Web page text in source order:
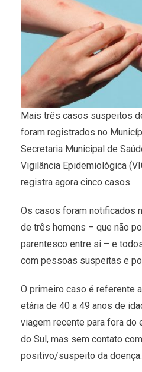
Mais três casos suspeitos
foram registrados no
Secretaria Municipal de
Vigilância Epidemiológica
registra agora cinco casos.
Os casos foram notificados
de três homens – que não
parentesco entre si – e
com pessoas suspeitas e
O primeiro caso é referente
etária de 40 a 49 anos de
viagem recente para fora do
do Sul, mas sem contato
positivo/suspeito da doença.